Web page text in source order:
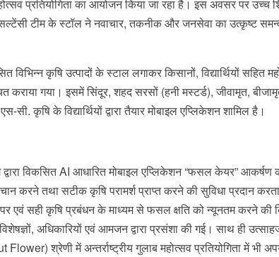
प्रतियोगिता का आयोजन किया जा रहा है। इस अवसर पर उच्च
टीम के स्टॉल ने नवाचार, तकनीक और जनसेवा का उत्कृष्ट
विभिन्न कृषि उत्पादों के स्‍टाल लगाकर किसानों, विद्यार्थियों सहित
गया। इसमें सिंदूर, शहद सरसों (हनी मस्टर्ड), जीवामृत,
कृषि के विद्यार्थियों द्वारा तैयार मोबाइल एप्लिकेशन शामिल है।
द्वारा विकसित AI आधारित मोबाइल एप्लिकेशन “फसल केयर” आकर्षण
करने तथा सटीक कृषि परामर्श प्राप्त करने की सुविधा प्रदान
सही कृषि प्रबंधन के माध्यम से फसल क्षति को न्यूनतम करने की
अधिकारियों एवं आमजन द्वारा प्रसंशा की गई। साथ ही
श्रेणी में अन्तर्राष्ट्रीय गुलाब महोत्सव प्रतियोगिता में भी